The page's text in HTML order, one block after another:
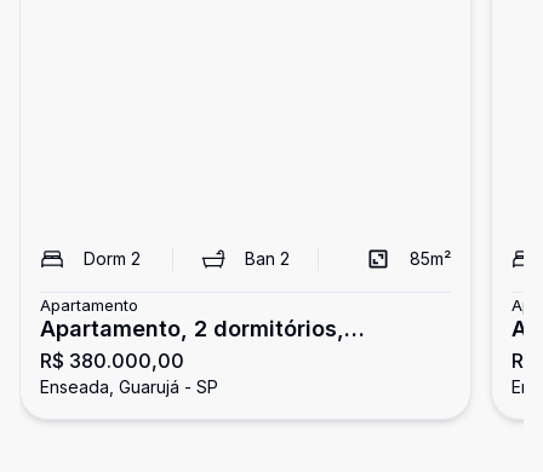
Dorm 2 Ban2 85m²
Apartamento
Apartamento, 2 dormitórios,
Enseada, Guarujá
R$ 380.000,00
Enseada, Guarujá - SP